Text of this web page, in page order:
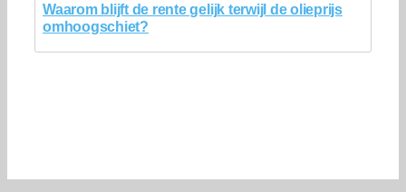
Waarom blijft de rente gelijk terwijl de olieprijs
omhoogschiet?